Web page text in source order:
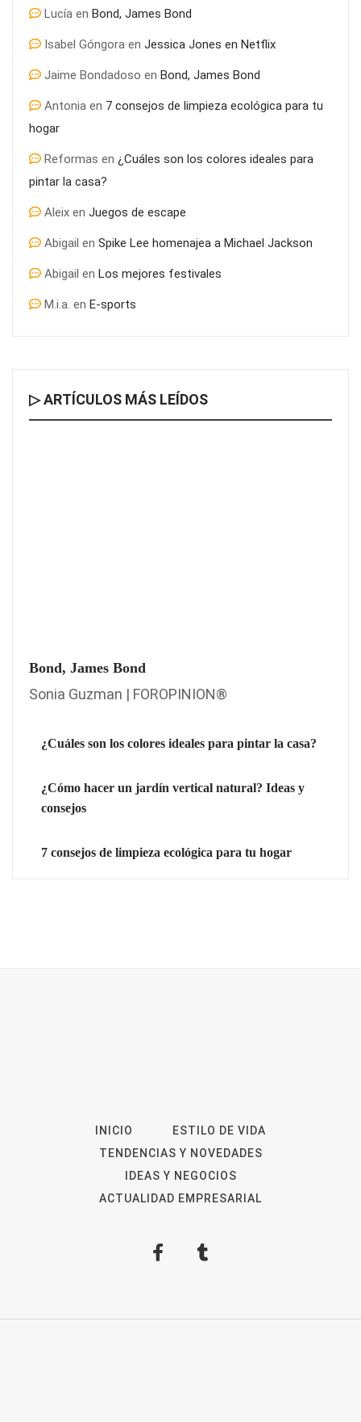
Lucía en Bond, James Bond
Isabel Góngora en Jessica Jones en Netflix
Jaime Bondadoso en Bond, James Bond
Antonia en 7 consejos de limpieza ecológica para tu
hogar
Reformas en ¿Cuáles son los colores ideales para
pintar la casa?
Aleix en Juegos de escape
Abigail en Spike Lee homenajea a Michael Jackson
Abigail en Los mejores festivales
M.i.a. en E-sports
▷ ARTÍCULOS MÁS LEÍDOS
Bond, James Bond
Sonia Guzman | FOROPINION®
¿Cuáles son los colores ideales para pintar la casa?
¿Cómo hacer un jardín vertical natural? Ideas y
consejos
7 consejos de limpieza ecológica para tu hogar
INICIO
ESTILO DE VIDA
TENDENCIAS Y NOVEDADES
IDEAS Y NEGOCIOS
ACTUALIDAD EMPRESARIAL